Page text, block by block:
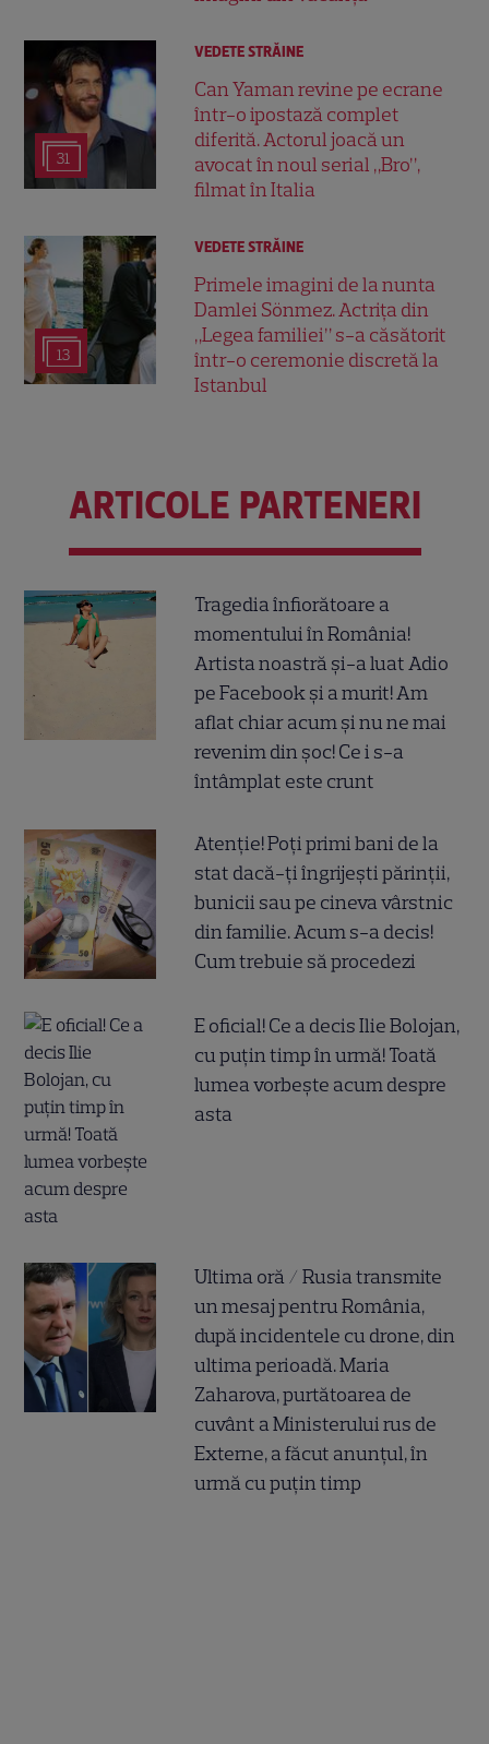
31
VEDETE STRĂINE
Can Yaman revine pe ecrane
într-o ipostază complet
diferită. Actorul joacă un
avocat în noul serial „Bro”,
filmat în Italia
13
VEDETE STRĂINE
Primele imagini de la nunta
Damlei Sönmez. Actrița din
„Legea familiei” s-a căsătorit
într-o ceremonie discretă la
Istanbul
ARTICOLE PARTENERI
Tragedia înfiorătoare a
momentului în România!
Artista noastră și-a luat Adio
pe Facebook și a murit! Am
aflat chiar acum și nu ne mai
revenim din șoc! Ce i s-a
întâmplat este crunt
Atenție! Poți primi bani de la
stat dacă-ți îngrijești părinții,
bunicii sau pe cineva vârstnic
din familie. Acum s-a decis!
Cum trebuie să procedezi
E oficial! Ce a decis Ilie Bolojan,
cu puțin timp în urmă! Toată
lumea vorbește acum despre
asta
Ultima oră / Rusia transmite
un mesaj pentru România,
după incidentele cu drone, din
ultima perioadă. Maria
Zaharova, purtătoarea de
cuvânt a Ministerului rus de
Externe, a făcut anunțul, în
urmă cu puțin timp